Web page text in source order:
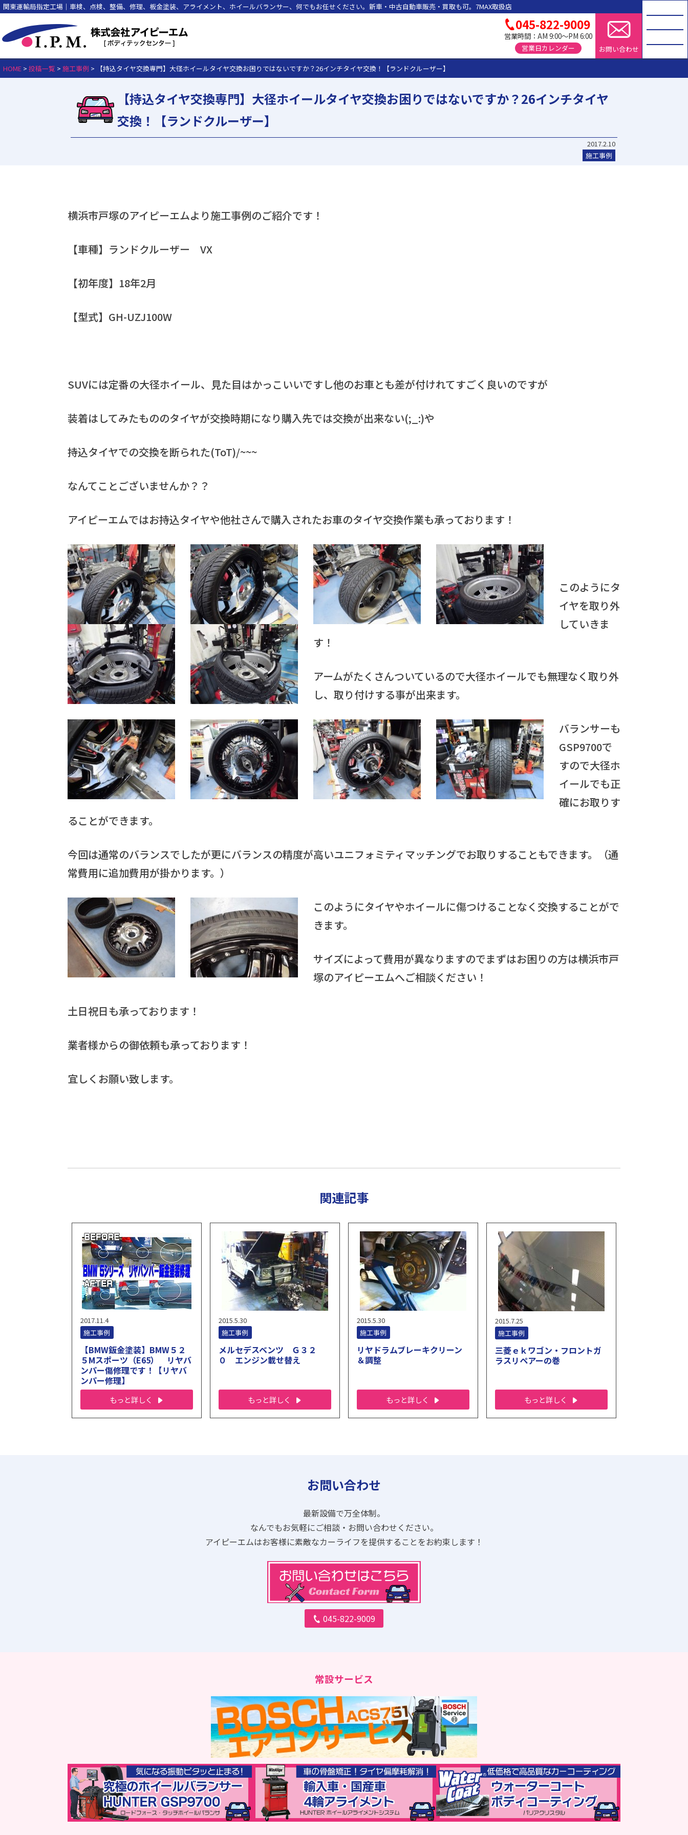
関東運輸局指定工場｜車検、点検、整備、修理、板金塗装、アライメント、ホイールバランサー、何でもお任せください。新車・中古自動車販売・買取も可。7MAX取扱店
045-822-9009
営業時間：AM 9:00～PM 6:00
営業日カレンダー
お問い合わせ
HOME >投稿一覧 >施工事例 > 【持込タイヤ交換専門】大径ホイールタイヤ交換お困りではないですか？26インチタイヤ交換！【ランドクルーザー】
【持込タイヤ交換専門】大径ホイールタイヤ交換お困りではないですか？26インチタイヤ
交換！【ランドクルーザー】
2017.2.10
施工事例
横浜市戸塚のアイピーエムより施工事例のご紹介です！
【車種】ランドクルーザー VX
【初年度】18年2月
【型式】GH-UZJ100W
SUVには定番の大径ホイール、見た目はかっこいいですし他のお車とも差が付けれてすごく良いのですが
装着はしてみたもののタイヤが交換時期になり購入先では交換が出来ない(;_:)や
持込タイヤでの交換を断られた(ToT)/~~~
なんてことございませんか？？
アイピーエムではお持込タイヤや他社さんで購入されたお車のタイヤ交換作業も承っております！
このようにタ
イヤを取り外
していきま
す！
アームがたくさんついているので大径ホイールでも無理なく取り外
し、取り付けする事が出来ます。
バランサーも
GSP9700で
すので大径ホ
イールでも正
確にお取りす
ることができます。
今回は通常のバランスでしたが更にバランスの精度が高いユニフォミティマッチングでお取りすることもできます。（通
常費用に追加費用が掛かります。）
このようにタイヤやホイールに傷つけることなく交換することがで
きます。
サイズによって費用が異なりますのでまずはお困りの方は横浜市戸
塚のアイピーエムへご相談ください！
土日祝日も承っております！
業者様からの御依頼も承っております！
宜しくお願い致します。
関連記事
2017.11.4
施工事例
【BMW鈑金塗装】BMW５２
５Mスポーツ（E65） リヤバ
ンパー傷修理です！【リヤバ
ンパー修理】
もっと詳しく
2015.5.30
施工事例
メルセデスベンツ Ｇ３２
０ エンジン載せ替え
もっと詳しく
2015.5.30
施工事例
リヤドラムブレーキクリーン
＆調整
もっと詳しく
2015.7.25
施工事例
三菱ｅｋワゴン・フロントガ
ラスリペアーの巻
もっと詳しく
お問い合わせ
最新設備で万全体制。
なんでもお気軽にご相談・お問い合わせください。
アイピーエムはお客様に素敵なカーライフを提供することをお約束します！
045-822-9009
常設サービス